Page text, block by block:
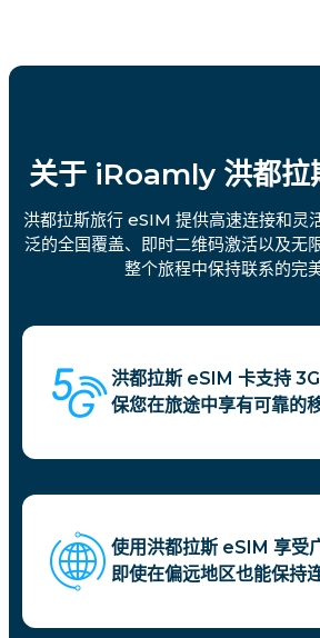
关于 iRoamly 洪都拉
洪都拉斯旅行 eSIM 提供高速连接和灵
泛的全国覆盖、即时二维码激活以及无
整个旅程中保持联系的完
洪都拉斯 eSIM 卡支持
保您在旅途中享有可靠的
使用洪都拉斯 eSIM 享受
即使在偏远地区也能保持连